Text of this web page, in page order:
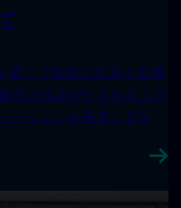
通じて顧客の変革を加速
市の住みやすさを向上さ
ーションを推進します